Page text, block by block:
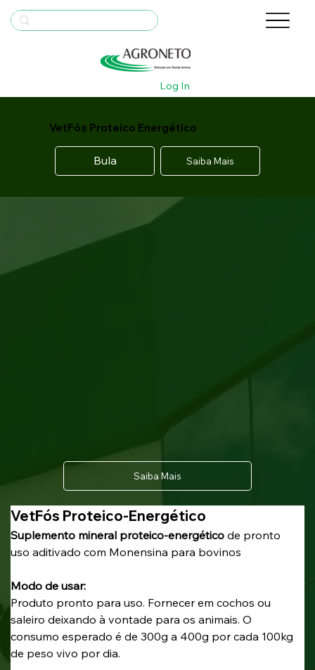
Log In
VetFós Proteico Energético
Bula Saiba Mais
VetFós Proteico-Energético
Suplemento mineral proteico-energético de pronto
uso aditivado com Monensina para bovinos
Modo de usar:
Produto pronto para uso. Fornecer em cochos ou
saleiro deixando à vontade para os animais. O
consumo esperado é de 300g a 400g por cada 100kg
de peso vivo por dia.
Saiba Mais